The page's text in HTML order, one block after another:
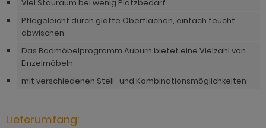
Viel Stauraum bei wenig Platzbedarf
Pflegeleicht durch glatte Oberflächen, einfach feucht
abwischen
Das Badmöbelprogramm Auburn bietet eine Vielzahl von
Einzelmöbeln
mit verschiedenen Stell- und Kombinationsmöglichkeiten
Lieferumfang:
Ronson
Rovola
Scandik
Sena
Rivian
Romina
Ronin Eiche
Rooky weiß